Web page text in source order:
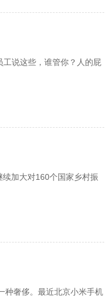
工说这些，谁管你？人的屁
加大对160个国家乡村振
种奢侈。最近北京小米手机